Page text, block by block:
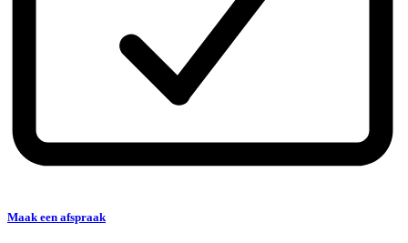
Maak een afspraak